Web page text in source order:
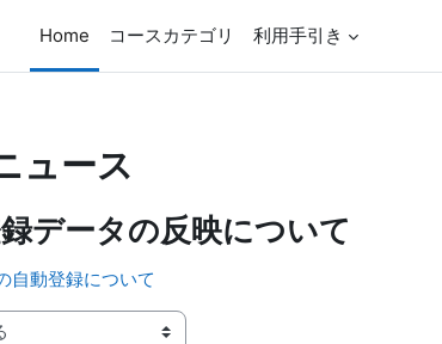
Home
コースカテゴリ 利用手引き
ュース
データの反映について
自動登録について